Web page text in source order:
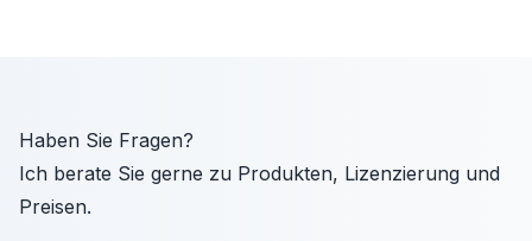
Haben Sie Fragen?
Ich berate Sie gerne zu Produkten, Lizenzierung und
Preisen.